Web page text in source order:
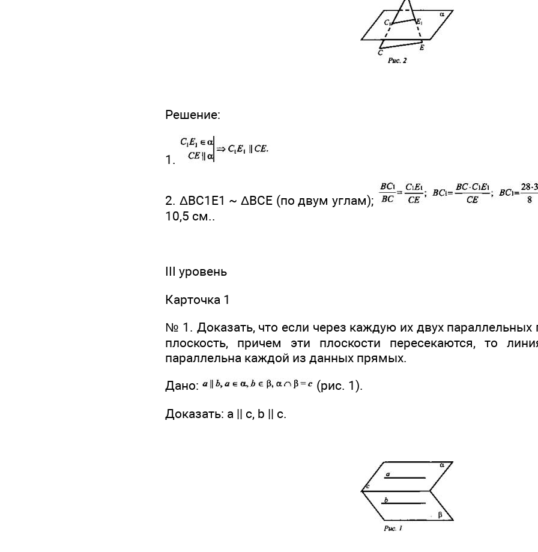
Решение:
1.
2. ΔВС1Е1 ~ ΔВСЕ (по двум углам);
10,5 см..
III уровень
Карточка 1
№ 1. Доказать, что если через каждую их двух
плоскость, причем эти плоскости пересекаются, то
параллельна каждой из данных прямых.
Дано:
(рис. 1).
Доказать: а || с, b || с.